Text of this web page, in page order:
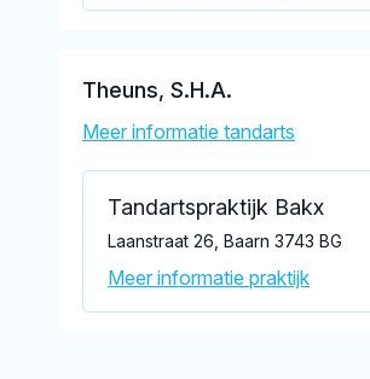
Theuns, S.H.A.
Meer informatie tandarts
Tandartspraktijk Bakx
Laanstraat 26, Baarn 3743 BG
Meer informatie praktijk